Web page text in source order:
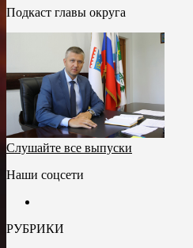
Подкаст главы округа
Слушайте все выпуски
Наши соцсети
РУБРИКИ